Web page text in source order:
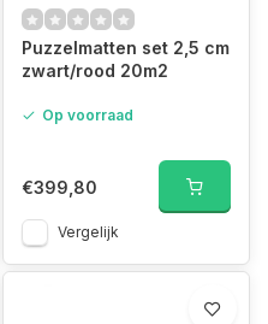
Puzzelmatten set 2,5 cm
zwart/rood 20m2
Op voorraad
€399,80
Vergelijk